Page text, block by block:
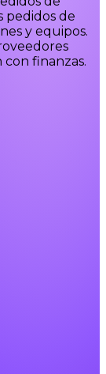
pedidos de
y equipos.
con finanzas.